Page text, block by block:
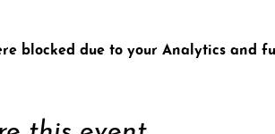
blocked due to your Analytics and